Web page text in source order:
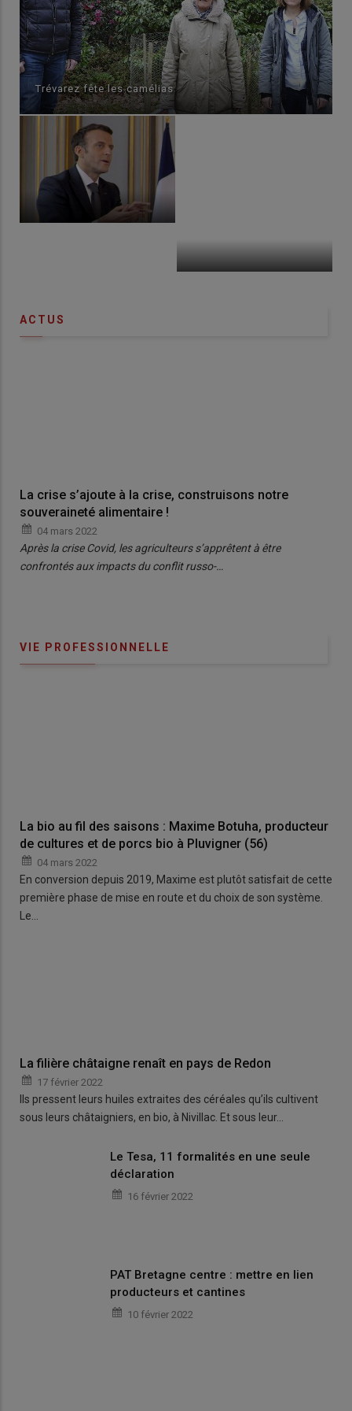
Trévarez fête les camélias
ACTUS
La crise s’ajoute à la crise, construisons notre
souveraineté alimentaire !
04 mars 2022
Après la crise Covid, les agriculteurs s’apprêtent à être
confrontés aux impacts du conflit russo-…
VIE PROFESSIONNELLE
La bio au fil des saisons : Maxime Botuha, producteur
de cultures et de porcs bio à Pluvigner (56)
04 mars 2022
En conversion depuis 2019, Maxime est plutôt satisfait de cette
première phase de mise en route et du choix de son système.
Le…
La filière châtaigne renaît en pays de Redon
17 février 2022
Ils pressent leurs huiles extraites des céréales qu’ils cultivent
sous leurs châtaigniers, en bio, à Nivillac. Et sous leur…
Le Tesa, 11 formalités en une seule
déclaration
16 février 2022
PAT Bretagne centre : mettre en lien
producteurs et cantines
10 février 2022